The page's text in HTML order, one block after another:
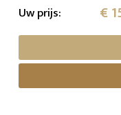
Uw prijs: €